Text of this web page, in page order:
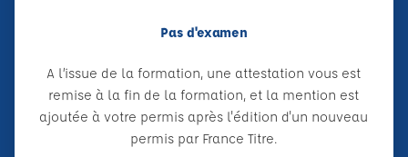
Pas d'examen
A l’issue de la formation, une attestation vous est
remise à la fin de la formation, et la mention est
ajoutée à votre permis après l'édition d'un nouveau
permis par France Titre.